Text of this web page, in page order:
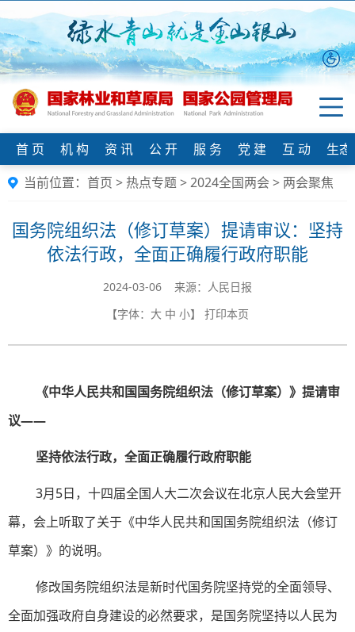
首 页 机 构 资 讯 公 开 服 务 党 建 互 动
生
当前位置： 首页 > 热点专题>2024全国两会 > 两会聚焦
国务院组织法（修订草案）提请审议：坚持
依法行政，全面正确履行政府职能
2024-03-06 来源：人民日报
【字体： 大 中 小】 打印本页
《中华人民共和国国务院组织法（修订草案）》提请审
议——
坚持依法行政，全面正确履行政府职能
3月5日，十四届全国人大二次会议在北京人民大会堂开
幕，会上听取了关于《中华人民共和国国务院组织法（修订
草案）》的说明。
修改国务院组织法是新时代国务院坚持党的全面领导、
全面加强政府自身建设的必然要求，是国务院坚持以人民为